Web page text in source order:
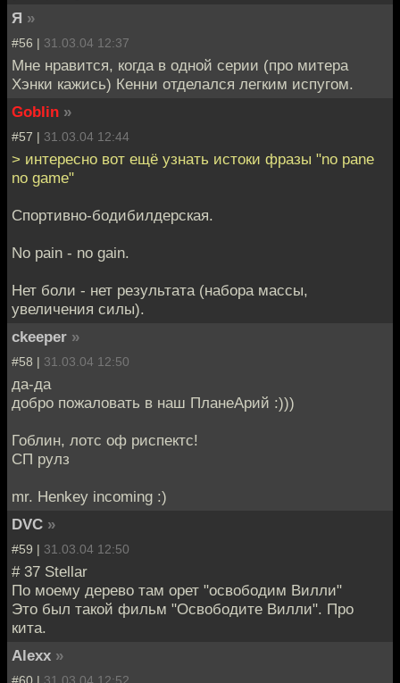
Я »
#56 | 31.03.04 12:37
Мне нравится, когда в одной серии (про митера
Хэнки кажись) Кенни отделался легким испугом.
Goblin »
#57 | 31.03.04 12:44
> интересно вот ещё узнать истоки фразы "no pane
no game"
Спортивно-бодибилдерская.
No pain - no gain.
Нет боли - нет результата (набора массы,
увеличения силы).
ckeeper »
#58 | 31.03.04 12:50
да-да
добро пожаловать в наш ПланеАрий :)))
Гоблин, лотс оф риспектс!
СП рулз
mr. Henkey incoming :)
DVC »
#59 | 31.03.04 12:50
# 37 Stellar
По моему дерево там орет "освободим Вилли"
Это был такой фильм "Освободите Вилли". Про
кита.
Alexx »